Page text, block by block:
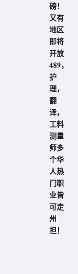
磅！
又有
地区
即将
开放
489，
护
理，
翻
译，
工料
测量
师多
个华
人热
门职
业皆
可走
州
担！